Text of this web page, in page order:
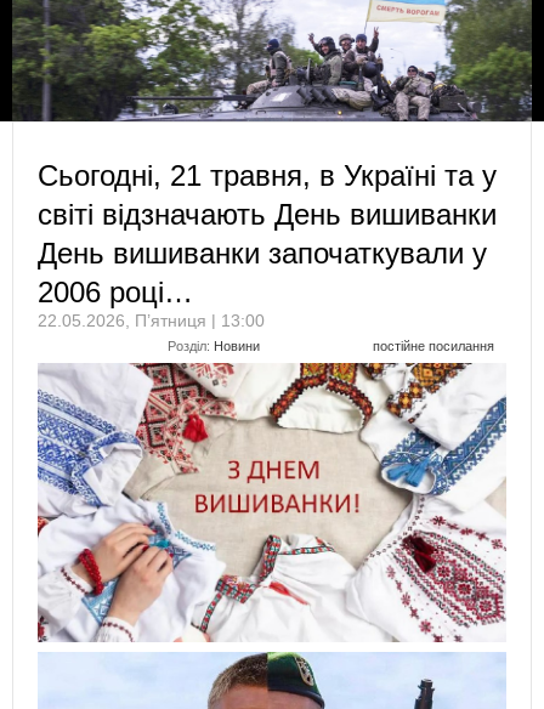
Сьогодні, 21 травня, в Україні та у
світі відзначають День вишиванки
День вишиванки започаткували у
2006 році…
22.05.2026, П’ятниця | 13:00
Розділ: Новини постійне посилання